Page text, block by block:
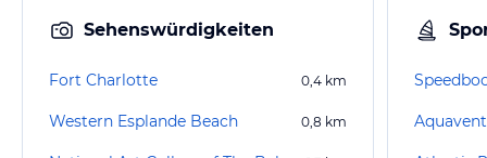
Sehenswürdigkeiten
Fort Charlotte 0,4 km
Western Esplande Beach 0,8 km